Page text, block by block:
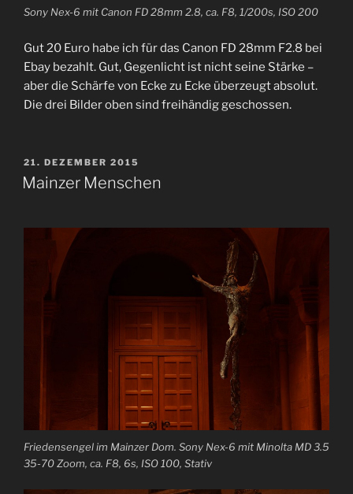
Sony Nex-6 mit Canon FD 28mm 2.8, ca. F8, 1/200s, ISO 200
Gut 20 Euro habe ich für das Canon FD 28mm F2.8 bei
Ebay bezahlt. Gut, Gegenlicht ist nicht seine Stärke –
aber die Schärfe von Ecke zu Ecke überzeugt absolut.
Die drei Bilder oben sind freihändig geschossen.
VERÖFFENTLICHT
AM
21. DEZEMBER 2015
Mainzer Menschen
Friedensengel im Mainzer Dom. Sony Nex-6 mit Minolta MD 3.5
35-70 Zoom, ca. F8, 6s, ISO 100, Stativ